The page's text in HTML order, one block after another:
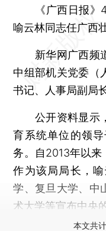
《广西日报》4
喻云林同志任广西
新华网广西频道
中组部机关党委（
书记、人事局副局
公开资料显示，
育系统单位的领
务。自2013年以来
作为该局局长，
学、复旦大学、中
术大学等宣布中央
本文共